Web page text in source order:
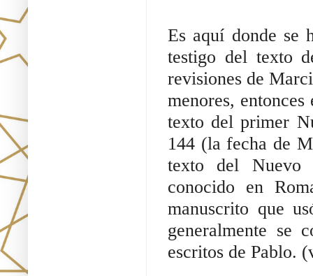
Es aquí donde se
testigo del texto
revisiones de
menores,
texto del primer
144 (la fecha de
texto del Nuevo
conocido en
manuscrito que
generalmente se
escritos de Pablo.